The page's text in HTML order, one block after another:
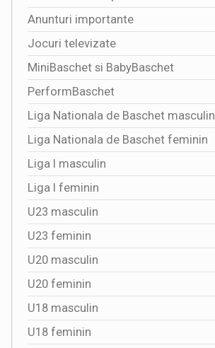
Anunturi importante
Jocuri televizate
MiniBaschet si BabyBaschet
PerformBaschet
Liga Nationala de Baschet masculin
Liga Nationala de Baschet feminin
Liga I masculin
Liga I feminin
U23 masculin
U23 feminin
U20 masculin
U20 feminin
U18 masculin
U18 feminin